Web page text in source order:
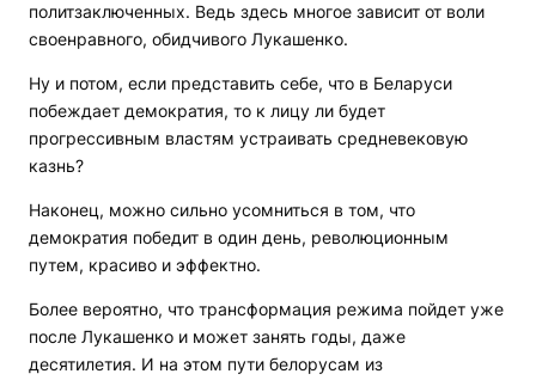
политзаключенных. Ведь здесь многое зависит от воли
своенравного, обидчивого Лукашенко.
Ну и потом, если представить себе, что в Беларуси
побеждает демократия, то к лицу ли будет
прогрессивным властям устраивать средневековую
казнь?
Наконец, можно сильно усомниться в том, что
демократия победит в один день, революционным
путем, красиво и эффектно.
Более вероятно, что трансформация режима пойдет уже
после Лукашенко и может занять годы, даже
десятилетия. И на этом пути белорусам из